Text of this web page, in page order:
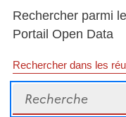
Rechercher parmi
Portail Open Data
Rechercher dans les
Recherche